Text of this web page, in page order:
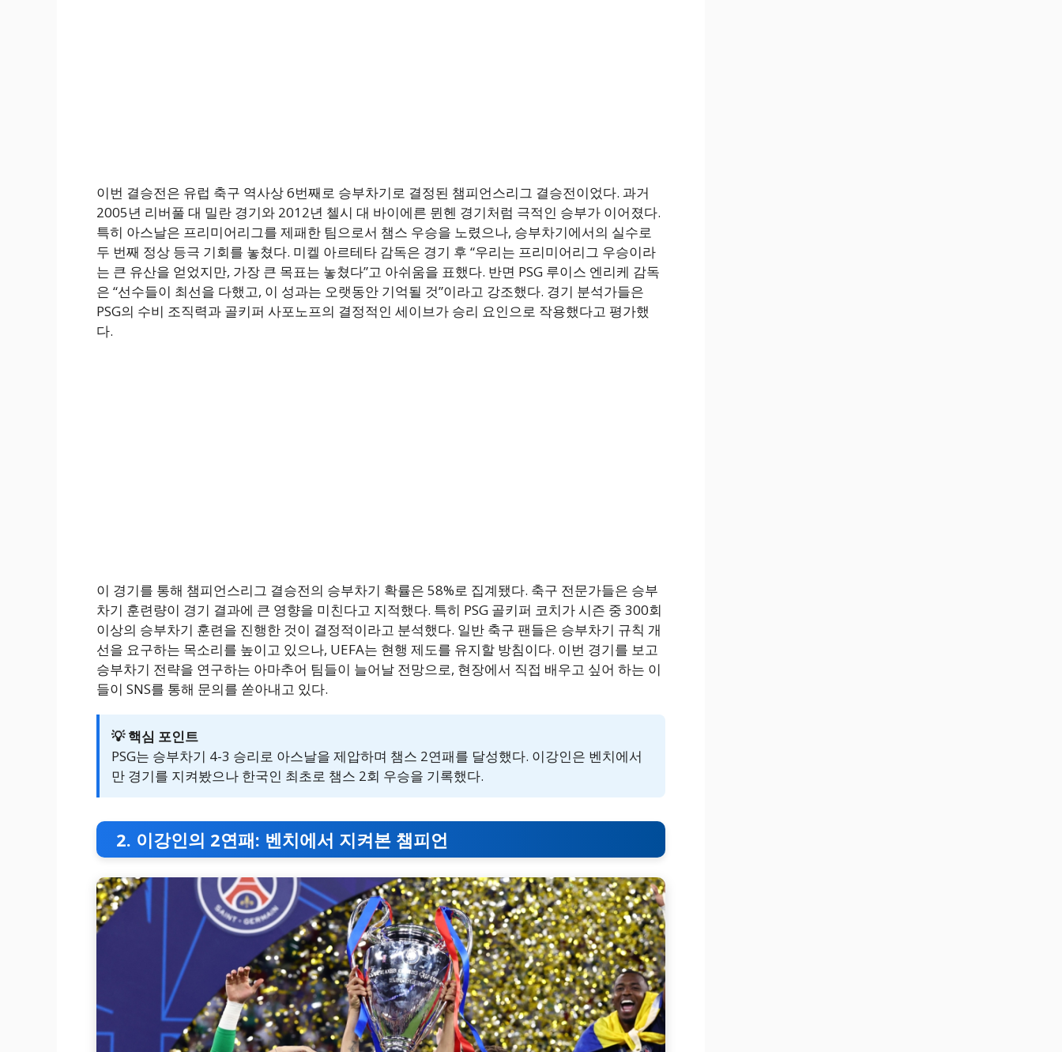
이번 결승전은 유럽 축구 역사상 6번째로 승부차기로 결정된 챔피언스리그 결승전이었다. 과거
2005년 리버풀 대 밀란 경기와 2012년 첼시 대 바이에른 뮌헨 경기처럼 극적인 승부가 이어졌다.
특히 아스날은 프리미어리그를 제패한 팀으로서 챔스 우승을 노렸으나, 승부차기에서의 실수로
두 번째 정상 등극 기회를 놓쳤다. 미켈 아르테타 감독은 경기 후 “우리는 프리미어리그 우승이라
는 큰 유산을 얻었지만, 가장 큰 목표는 놓쳤다”고 아쉬움을 표했다. 반면 PSG 루이스 엔리케 감독
은 “선수들이 최선을 다했고, 이 성과는 오랫동안 기억될 것”이라고 강조했다. 경기 분석가들은
PSG의 수비 조직력과 골키퍼 사포노프의 결정적인 세이브가 승리 요인으로 작용했다고 평가했
다.
이 경기를 통해 챔피언스리그 결승전의 승부차기 확률은 58%로 집계됐다. 축구 전문가들은 승부
차기 훈련량이 경기 결과에 큰 영향을 미친다고 지적했다. 특히 PSG 골키퍼 코치가 시즌 중 300회
이상의 승부차기 훈련을 진행한 것이 결정적이라고 분석했다. 일반 축구 팬들은 승부차기 규칙 개
선을 요구하는 목소리를 높이고 있으나, UEFA는 현행 제도를 유지할 방침이다. 이번 경기를 보고
승부차기 전략을 연구하는 아마추어 팀들이 늘어날 전망으로, 현장에서 직접 배우고 싶어 하는 이
들이 SNS를 통해 문의를 쏟아내고 있다.
💡 핵심 포인트
PSG는 승부차기 4-3 승리로 아스날을 제압하며 챔스 2연패를 달성했다. 이강인은 벤치에서
만 경기를 지켜봤으나 한국인 최초로 챔스 2회 우승을 기록했다.
2. 이강인의 2연패: 벤치에서 지켜본 챔피언